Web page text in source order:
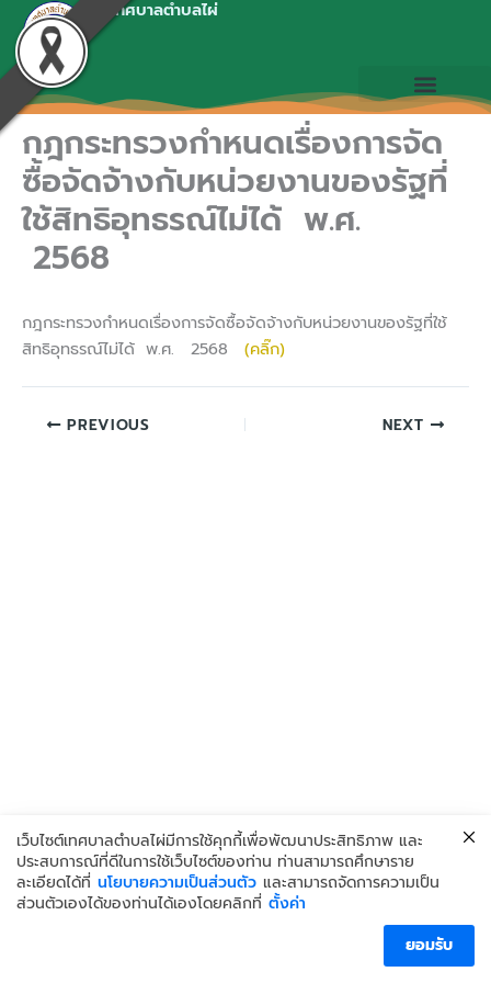
Skip
content
เทศบาลตำบลไผ่
กฎกระทรวงกำหนดเรื่องการจัด
ซื้อจัดจ้างกับหน่วยงานของรัฐที่
ใช้สิทธิอุทธรณ์ไม่ได้ พ.ศ.
2568
กฎกระทรวงกำหนดเรื่องการจัดซื้อจัดจ้างกับหน่วยงานของรัฐที่ใช้
สิทธิอุทธรณ์ไม่ได้ พ.ศ. 2568 (คลิ๊ก)
PREVIOUS NEXT
เว็บไซต์เทศบาลตำบลไผ่มีการใช้คุกกี้เพื่อพัฒนาประสิทธิภาพ และ
ประสบการณ์ที่ดีในการใช้เว็บไซต์ของท่าน ท่านสามารถศึกษาราย
ละเอียดได้ที่ นโยบายความเป็นส่วนตัว และสามารถจัดการความเป็น
ส่วนตัวเองได้ของท่านได้เองโดยคลิกที่ ตั้งค่า
ยอมรับ